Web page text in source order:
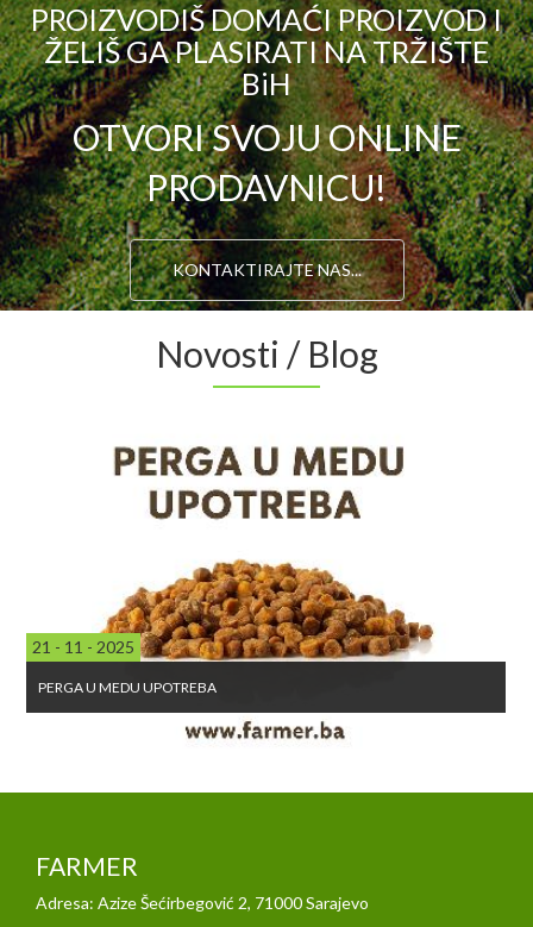
PROIZVODIŠ DOMAĆI PROIZVOD I
ŽELIŠ GA PLASIRATI NA TRŽIŠTE
BiH
OTVORI SVOJU ONLINE
PRODAVNICU!
KONTAKTIRAJTE NAS...
Novosti / Blog
21 - 11 - 2025
PERGA U MEDU UPOTREBA
FARMER
Adresa: Azize Šećirbegović 2, 71000 Sarajevo